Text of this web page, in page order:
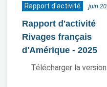
Rapport d'activité juin
Rapport d'activité
Rivages français
d'Amérique - 2025
Télécharger la